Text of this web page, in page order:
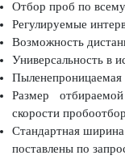
Отбор проб по
Регулируемые
Возможность
Универсальность в
Пыленепроницаемая
Размер
скорости
Стандартная
поставлены по